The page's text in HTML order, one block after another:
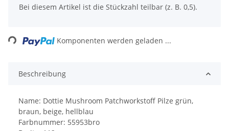
Bei diesem Artikel ist die Stückzahl teilbar (z. B. 0,5).
Loading... Komponenten werden geladen ...
Beschreibung
Name: Dottie Mushroom Patchworkstoff Pilze grün,
braun, beige, hellblau
Farbnummer: 55953bro